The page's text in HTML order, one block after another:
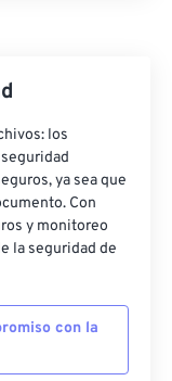
los
ya sea que
Con
y monitoreo
la seguridad de
con la